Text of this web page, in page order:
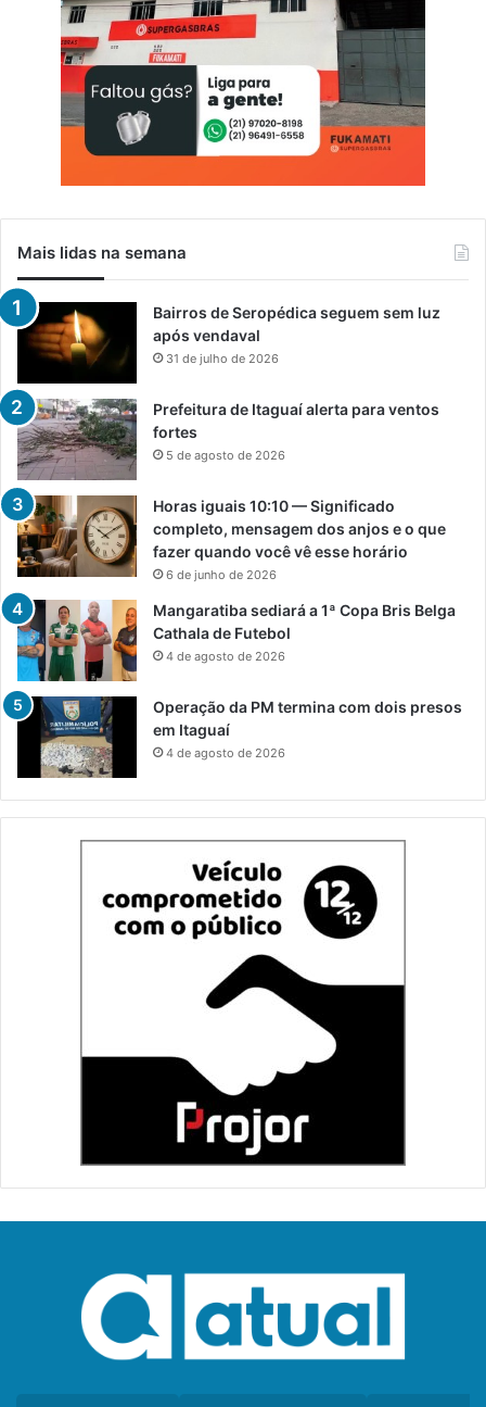
Mais lidas na semana
Bairros de Seropédica seguem sem luz
após vendaval
31 de julho de 2026
Prefeitura de Itaguaí alerta para ventos
fortes
5 de agosto de 2026
Horas iguais 10:10 — Significado
completo, mensagem dos anjos e o que
fazer quando você vê esse horário
6 de junho de 2026
Mangaratiba sediará a 1ª Copa Bris Belga
Cathala de Futebol
4 de agosto de 2026
Operação da PM termina com dois presos
em Itaguaí
4 de agosto de 2026